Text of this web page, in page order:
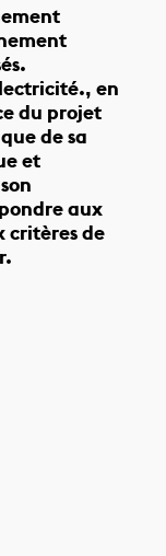
en
du projet
de sa
et
aux
critères de